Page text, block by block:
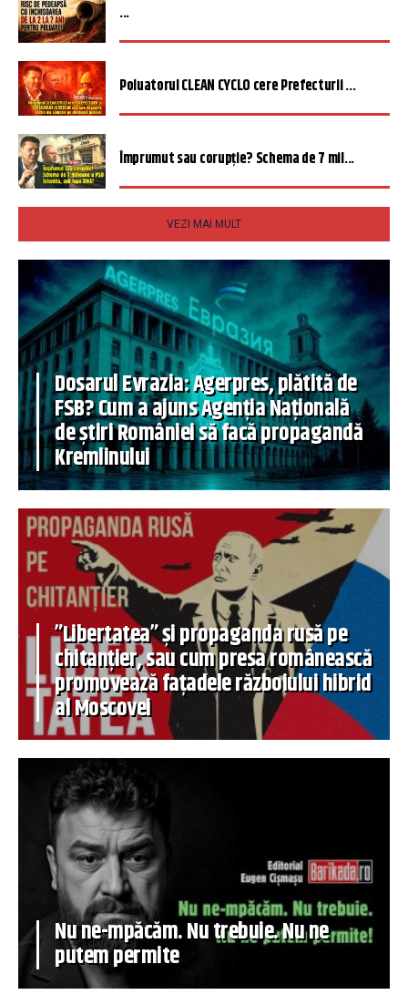
...
Poluatorul CLEAN CYCLO cere Prefecturii ...
Împrumut sau corupție? Schema de 7 mil...
VEZI MAI MULT
Dosarul Evrazia: Agerpres, plătită de
FSB? Cum a ajuns Agenția Națională
de știri României să facă propagandă
Kremlinului
”Libertatea” și propaganda rusă pe
chitanțier, sau cum presa românească
promovează fațadele războiului hibrid
al Moscovei
Nu ne-mpăcăm. Nu trebuie. Nu ne
putem permite